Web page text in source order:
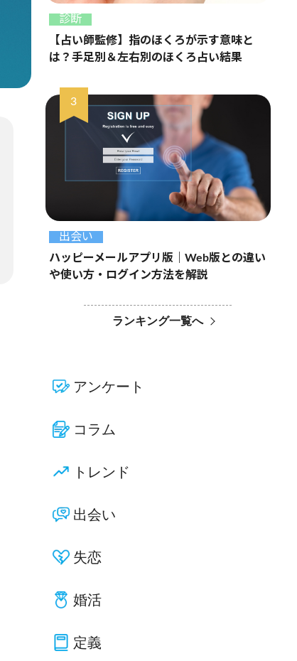
診断
【占い師監修】指のほくろが示す意味と
は？手足別＆左右別のほくろ占い結果
出会い
ハッピーメールアプリ版｜Web版との違い
や使い方・ログイン方法を解説
ランキング一覧へ
アンケート
コラム
トレンド
出会い
失恋
婚活
定義